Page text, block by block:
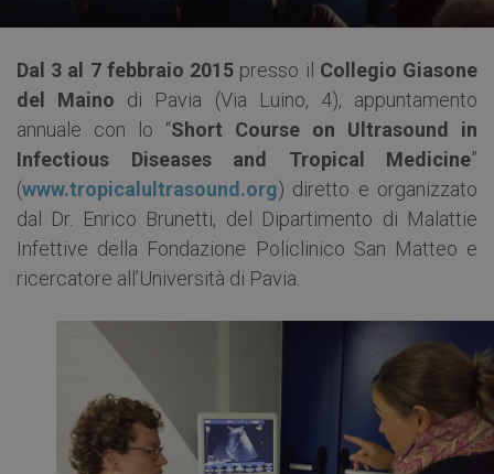
Dal 3 al 7 febbraio 2015 presso il Collegio Giasone
del Maino di Pavia (Via Luino, 4), appuntamento
annuale con lo “Short Course on Ultrasound in
Infectious Diseases and Tropical Medicine”
(www.tropicalultrasound.org) diretto e organizzato
dal Dr. Enrico Brunetti, del Dipartimento di Malattie
Infettive della Fondazione Policlinico San Matteo e
ricercatore all’Università di Pavia.